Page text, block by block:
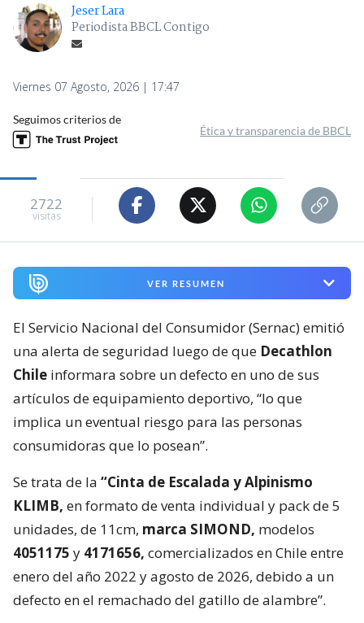
Jeser Lara
Periodista BBCL Contigo
Viernes 07 Agosto, 2026 | 17:47
Seguimos criterios de
Ética y transparencia de BBCL
2722
visitas
VER RESUMEN
El Servicio Nacional del Consumidor (Sernac) emitió
una alerta de seguridad luego de que Decathlon
Chile informara sobre un defecto en uno de sus
artículos de equipamiento deportivo, “lo que
implica un eventual riesgo para las personas
consumidoras que lo posean”.
Se trata de la “Cinta de Escalada y Alpinismo
KLIMB, en formato de venta individual y pack de 5
unidades, de 11cm, marca SIMOND, modelos
4051175 y 4171656, comercializados en Chile entre
enero del año 2022 y agosto de 2026, debido a un
defecto en el remachado del gatillo de alambre”.